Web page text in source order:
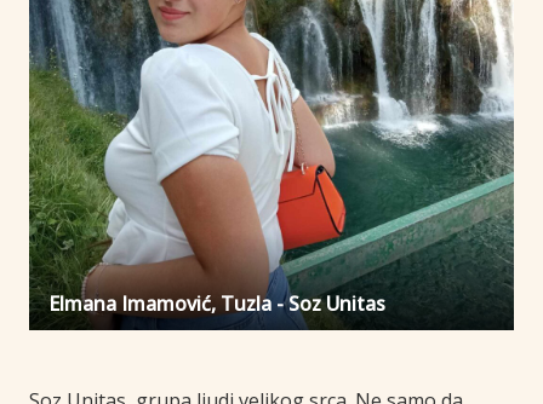
Elmana Imamović, Tuzla - Soz Unitas